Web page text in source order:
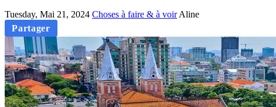
Tuesday, Mai 21, 2024 Choses à faire & à voir Aline
Partager